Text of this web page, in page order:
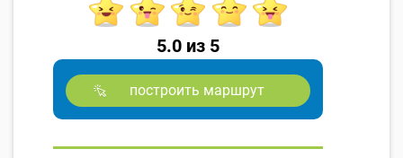
5.0 из 5
построить маршрут